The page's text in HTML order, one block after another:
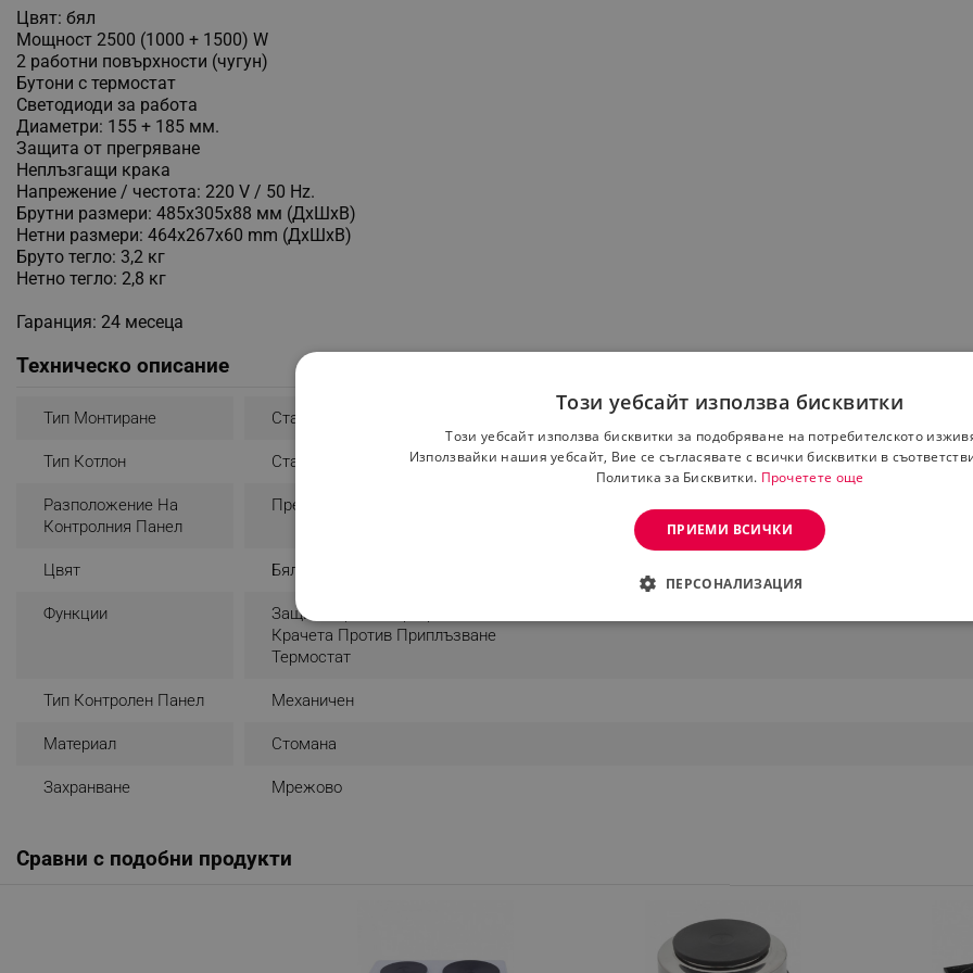
Цвят: бял
Мощност 2500 (1000 + 1500) W
2 работни повърхности (чугун)
Бутони с термостат
Светодиоди за работа
Диаметри: 155 + 185 мм.
Защита от прегряване
Неплъзгащи крака
Напрежение / честота: 220 V / 50 Hz.
Брутни размери: 485x305x88 мм (ДxШxВ)
Нетни размери: 464x267x60 mm (ДxШxВ)
Бруто тегло: 3,2 кг
Нетно тегло: 2,8 кг
Гаранция: 24 месеца
Техническо описание
Тип Монтиране Стандартно
Тип Котлон Стандартен
Разположение На
Контролния Панел
Предно
Цвят Бял
Функции
Защита Против Прегряване
Крачета Против Приплъзване
Термостат
Тип Контролен Панел Механичен
Материал Стомана
Захранване Мрежово
Сравни с подобни продукти
Този уебсайт използва бисквитки
Този уебсайт използва бисквитки за подобряване на потребителското
Използвайки нашия уебсайт, Вие се съгласявате с всички бисквитки в
Политика за Бисквитки. Прочетете още
ПРИЕМИ ВСИЧКИ
ПЕРСОНАЛИЗАЦИЯ
СТРОГО НЕОБХОДИМО ЕФЕКТИВНОСТ ТАРГЕТИРАНЕ